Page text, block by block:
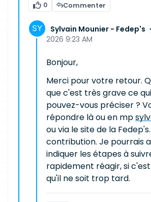
0 Commenter
Sylvain Mounier - Fedep's
2026 9:23 AM
Bonjour,
Merci pour votre retour.
que c'est très grave ce
pouvez-vous préciser ?
répondre là ou en mp
ou via le site de la
contribution. Je pourrais
indiquer les étapes à
rapidement réagir, si
qu'il ne soit trop tard.